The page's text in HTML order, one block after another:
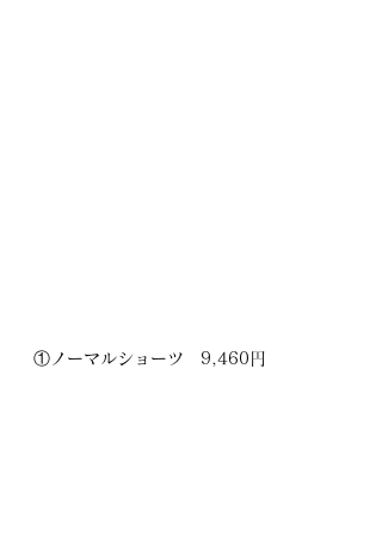
①ノーマルショーツ　9,460円